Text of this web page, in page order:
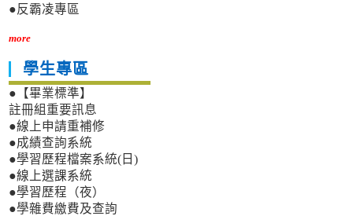
●反霸凌專區
more
學生專區
●【畢業標準】
註冊組重要訊息
●線上申請重補修
●成績查詢系統
●學習歷程檔案系統(日)
●線上選課系統
●學習歷程（夜）
●學雜費繳費及查詢